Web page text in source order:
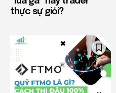
thực sự giỏi?